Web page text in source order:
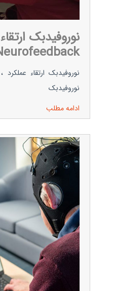
نوروفیدبک ارتقاء
نوروفیدبک
ادامه مطلب